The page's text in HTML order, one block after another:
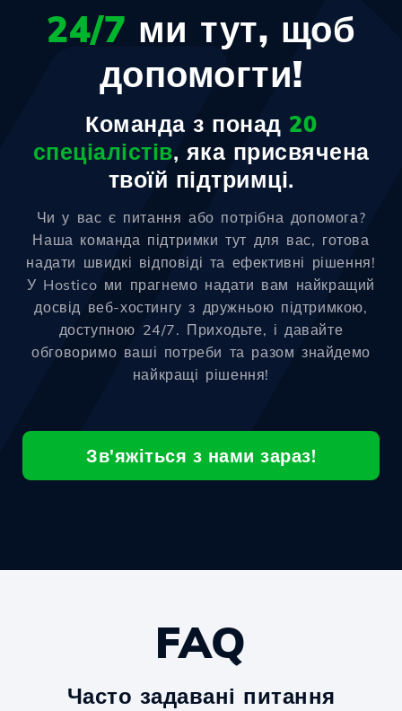
24/7 ми тут, щоб
допомогти!
Команда з понад 20
спеціалістів, яка присвячена
твоїй підтримці.
Чи у вас є питання або потрібна допомога?
Наша команда підтримки тут для вас, готова
надати швидкі відповіді та ефективні рішення!
У Hostico ми прагнемо надати вам найкращий
досвід веб-хостингу з дружньою підтримкою,
доступною 24/7. Приходьте, і давайте
обговоримо ваші потреби та разом знайдемо
найкращі рішення!
Зв'яжіться з нами зараз!
FAQ
Часто задавані питання